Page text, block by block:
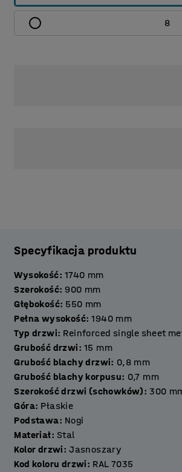
8
Specyfikacja produktu
Wysokość: 1740 mm
Szerokość: 900 mm
Głębokość: 550 mm
Pełna wysokość: 1940 mm
Typ drzwi: Reinforced single sheet
Grubość drzwi: 15 mm
Grubość blachy drzwi: 0,8 mm
Grubość blachy korpusu: 0,7 mm
Szerokość drzwi (schowków): 300
Góra: Płaskie
Podstawa: Nogi
Materiał: Stal
Kolor drzwi: Jasnoszary
Kod koloru drzwi: RAL 7035